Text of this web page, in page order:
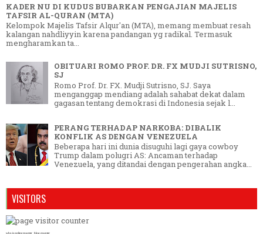
KADER NU DI KUDUS BUBARKAN PENGAJIAN MAJELIS
TAFSIR AL-QURAN (MTA)
Kelompok Majelis Tafsir Alqur'an (MTA), memang membuat resah
kalangan nahdliyyin karena pandangan yg radikal. Termasuk
mengharamkan ta...
OBITUARI ROMO PROF. DR. FX MUDJI SUTRISNO,
SJ
Romo Prof. Dr. FX. Mudji Sutrisno, SJ. Saya
menganggap mendiang adalah sahabat dekat dalam
gagasan tentang demokrasi di Indonesia sejak l...
PERANG TERHADAP NARKOBA: DIBALIK
KONFLIK AS DENGAN VENEZUELA
Beberapa hari ini dunia disuguhi lagi gaya cowboy
Trump dalam polugri AS: Ancaman terhadap
Venezuela, yang ditandai dengan pengerahan angka...
VISITORS
who is online counter blog counter